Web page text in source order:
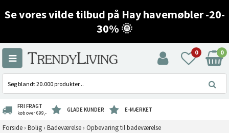
Se vores vilde tilbud på Hay havemøbler -20-
30% 🌞
0 0
FRI FRAGT
køb over 699,- GLADE KUNDER E-MÆRKET
Forside › Bolig › Badeværelse › Opbevaring til badeværelse